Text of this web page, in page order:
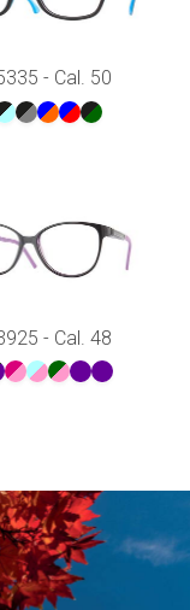
- Cal. 50
- Cal. 48